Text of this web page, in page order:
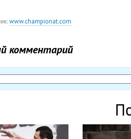
www.championat.com
комментарий